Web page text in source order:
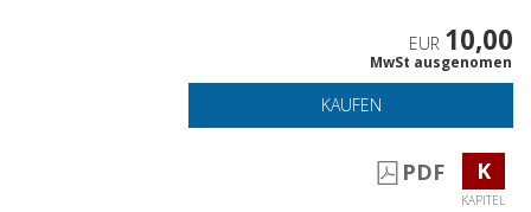
EUR 10,00
MwSt ausgenomen
KAUFEN
PDF K
KAPITEL